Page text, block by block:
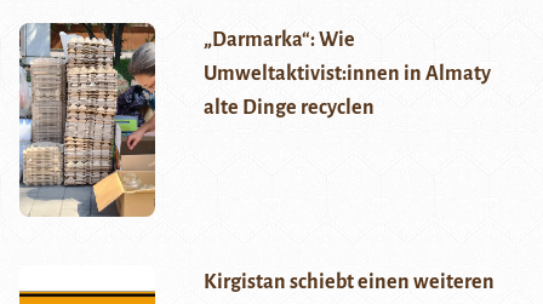
„Darmarka“: Wie
Umweltaktivist:innen in Almaty
alte Dinge recyclen
Kirgistan schiebt einen weiteren